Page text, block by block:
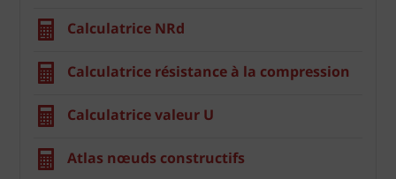
Calculatrice NRd
Calculatrice résistance à la compression
Calculatrice valeur U
Atlas nœuds constructifs